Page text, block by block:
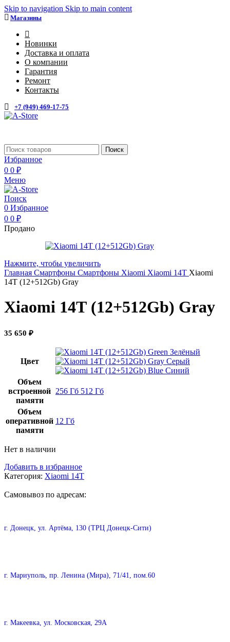
Skip to navigation Skip to main content
Магазины
Новинки
Доставка и оплата
О компании
Гарантия
Ремонт
Контакты
+7 (949) 469-17-75
Поиск
Избранное
0 0 ₽
Меню
Поиск
0 Избранное
0 0 ₽
Продано
Нажмите, чтобы увеличить
Главная Смартфоны Смартфоны Xiaomi Xiaomi 14T Xiaomi
14Т (12+512Gb) Gray
Xiaomi 14Т (12+512Gb) Gray
35 650 ₽
Цвет
Зелёный
Серый
Синий
Объем
встроенной
памяти
256 Гб 512 Гб
Объем
оперативной
памяти
12 Гб
Нет в наличии
Добавить в избранное
Категория: Xiaomi 14T
Самовывоз по адресам:
г. Донецк, ул. Артёма, 130 (ТРЦ Донецк-Сити)
г. Мариуполь, пр. Ленина (Мира), 71/41, пом.60
г. Макеевка, ул. Московская, 29А